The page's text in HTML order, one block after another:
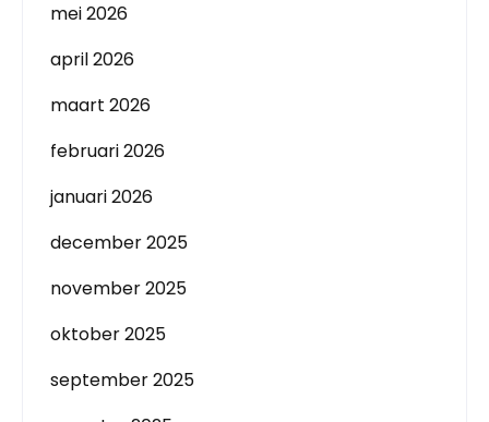
mei 2026
april 2026
maart 2026
februari 2026
januari 2026
december 2025
november 2025
oktober 2025
september 2025